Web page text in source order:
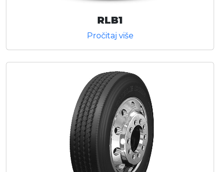
RLB1
Pročitaj više